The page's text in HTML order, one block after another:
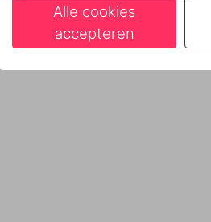
Alle cookies
accepteren